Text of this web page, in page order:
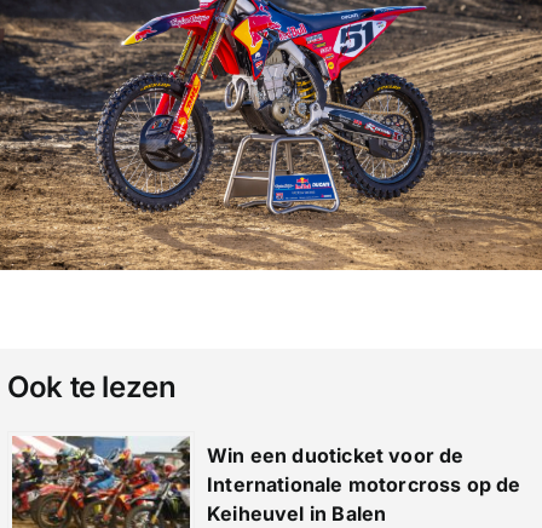
Ook te lezen
Win een duoticket voor de
Internationale motorcross op de
Keiheuvel in Balen